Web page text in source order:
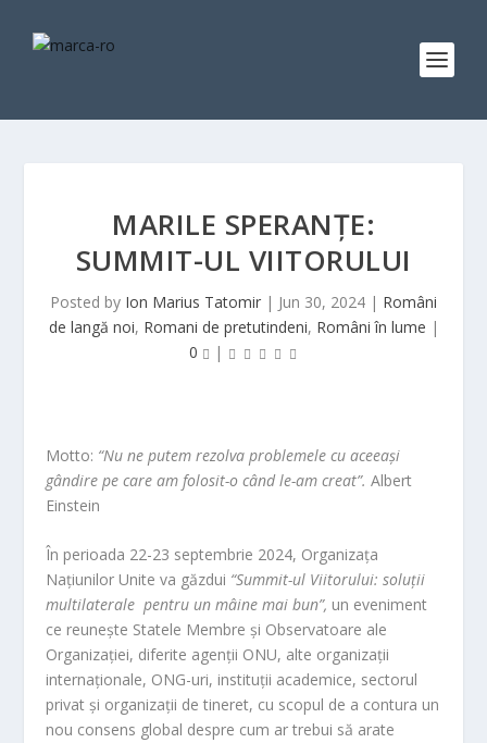
MARILE SPERANȚE:
SUMMIT-UL VIITORULUI
Posted by Ion Marius Tatomir | Jun 30, 2024 | Români
de langă noi, Romani de pretutindeni, Români în lume |
0
|
Motto: “Nu ne putem rezolva problemele cu aceeași
gândire pe care am folosit-o când le-am creat”.Albert
Einstein
În perioada 22-23 septembrie 2024, Organizața
Națiunilor Unite va găzdui “Summit-ul Viitorului: soluții
multilaterale pentru un mâine mai bun”, un eveniment
ce reunește Statele Membre și Observatoare ale
Organizației, diferite agenții ONU, alte organizații
internaționale, ONG-uri, instituții academice, sectorul
privat și organizații de tineret, cu scopul de a contura un
nou consens global despre cum ar trebui să arate